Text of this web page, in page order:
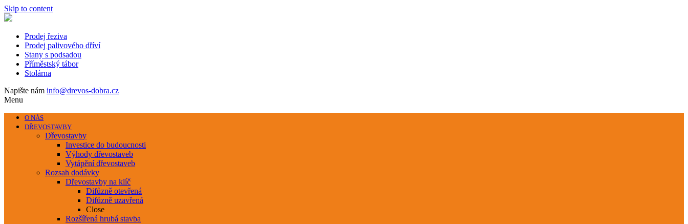
Skip to content
Prodej řeziva
Prodej palivového dříví
Stany s podsadou
Příměstský tábor
Stolárna
Napište nám info@drevos-dobra.cz
Menu
O NÁS
DŘEVOSTAVBY
Dřevostavby
Investice do budoucnosti
Výhody dřevostaveb
Vytápění dřevostaveb
Rozsah dodávky
Dřevostavby na klíč
Difůzně otevřená
Difůzně uzavřená
Close
Rozšířená hrubá stavba